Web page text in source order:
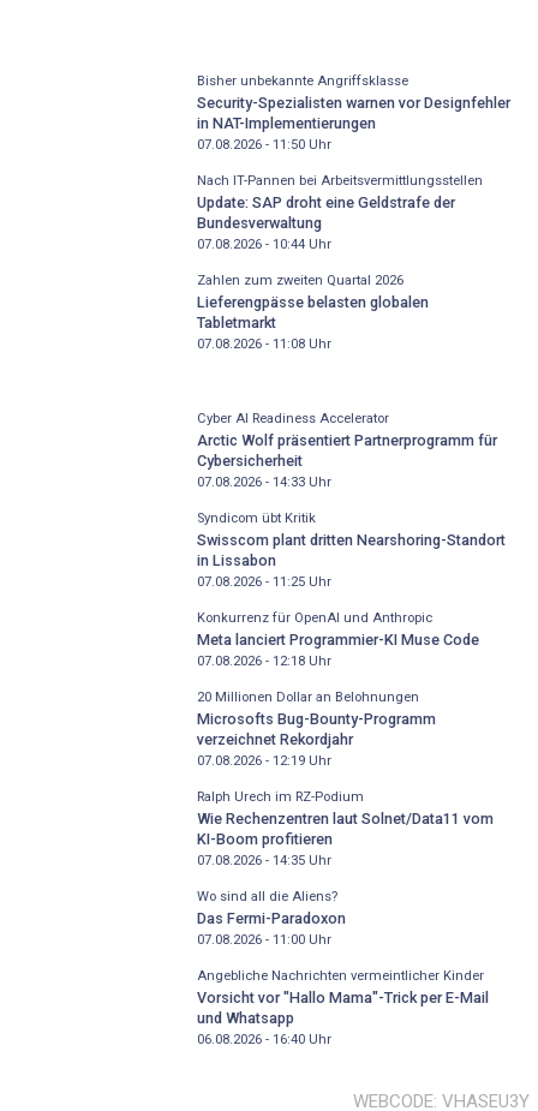
Bisher unbekannte Angriffsklasse
Security-Spezialisten warnen vor Designfehler
in NAT-Implementierungen
07.08.2026 - 11:50Uhr
Nach IT-Pannen bei Arbeitsvermittlungsstellen
Update: SAP droht eine Geldstrafe der
Bundesverwaltung
07.08.2026 - 10:44Uhr
Zahlen zum zweiten Quartal 2026
Lieferengpässe belasten globalen
Tabletmarkt
07.08.2026 - 11:08Uhr
Cyber AI Readiness Accelerator
Arctic Wolf präsentiert Partnerprogramm für
Cybersicherheit
07.08.2026 - 14:33Uhr
Syndicom übt Kritik
Swisscom plant dritten Nearshoring-Standort
in Lissabon
07.08.2026 - 11:25Uhr
Konkurrenz für OpenAI und Anthropic
Meta lanciert Programmier-KI Muse Code
07.08.2026 - 12:18Uhr
20 Millionen Dollar an Belohnungen
Microsofts Bug-Bounty-Programm
verzeichnet Rekordjahr
07.08.2026 - 12:19Uhr
Ralph Urech im RZ-Podium
Wie Rechenzentren laut Solnet/Data11 vom
KI-Boom profitieren
07.08.2026 - 14:35Uhr
Wo sind all die Aliens?
Das Fermi-Paradoxon
07.08.2026 - 11:00Uhr
Angebliche Nachrichten vermeintlicher Kinder
Vorsicht vor "Hallo Mama"-Trick per E-Mail
und Whatsapp
06.08.2026 - 16:40Uhr
WEBCODE VHASEU3Y